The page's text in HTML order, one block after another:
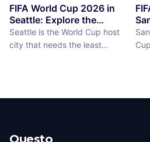
FIFA World Cup 2026 in
Seattle: Explore the
Emerald City Between
Matches
Seattle is the World Cup host
city that needs the least
reputation as a city of natural
has traveled well, already
Questo